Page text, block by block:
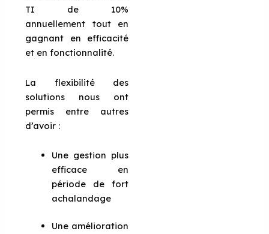
TI de 10%
annuellement tout en
gagnant en efficacité
et en fonctionnalité.
La flexibilité des
solutions nous ont
permis entre autres
d’avoir :
Une gestion plus
efficace en
période de fort
achalandage
Une amélioration